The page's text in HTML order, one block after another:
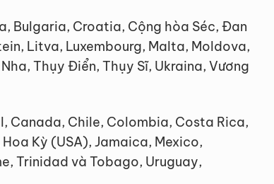
Bulgaria, Croatia, Cộng hòa Séc, Đan
Litva, Luxembourg, Malta, Moldova,
Thụy Điển, Thụy Sĩ, Ukraina, Vương
Canada, Chile, Colombia, Costa Rica,
Kỳ (USA), Jamaica, Mexico,
Trinidad và Tobago, Uruguay,